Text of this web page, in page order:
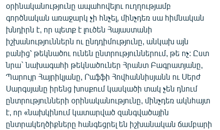
«Ազատության» բոլոր կայքերը
օրինականությունը ապահովելու ուղղությամբ
գործնական առաջարկ չի հնչել, մինչդեռ սա հիմնական
խնդիրն է, որ պետք է լուծեն Հայաստանի
իշխանություններն ու ընդդիմությունը, անկախ այն
բանից՝ թեկնածու ունեն ընտրություններում, թե ոչ: Ըստ
նրա` նախագահի թեկնածուներ Հրանտ Բագրատյանը,
Պարույր Հայրիկյանը, Րաֆֆի Հովհաննիսյանն ու Սերժ
Սարգսյանը իրենց խոսքում կասկածի տակ չեն դնում
ընտրությունների օրինականությունը, մինչդեռ ակնհայտ
է, որ «նախկինում կատարված զանգվածային
ընտրակեղծիքները հանգեցրել են իշխանական ճամբարի